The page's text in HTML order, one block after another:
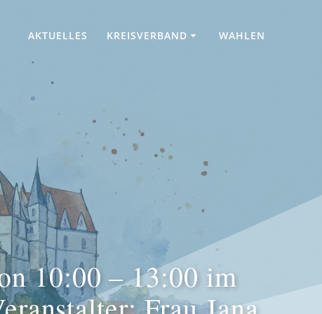
AKTUELLES KREISVERBAND WAHLEN
10:00 – 13:00 im